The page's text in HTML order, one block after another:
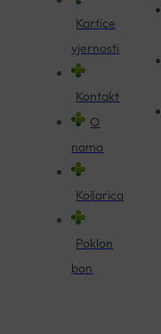
Kartice
vjernosti
Kontakt
O
nama
Košarica
Poklon
bon